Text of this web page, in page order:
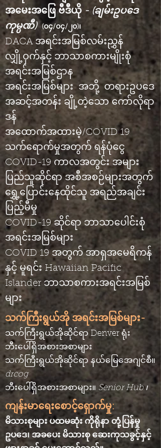
အမေးအဖြေ ဗီဒီယို - (ချမ်းဥပဒေ
ကုမ္ပဏီ)
(၀၄/၀၄/၂၀)၊
DACA အရင်းအမြစ်လမ်းညွှန်
လျှို့ဝှက်နှင့် ဘာသာစကားမျိုးစုံ
အရင်းအမြစ်ဌာန
အရင်းအမြစ်များ အဘို့ တရားဥပဒေ
အဆင့်အတန်း ချို့တဲ့သော ကော်လိုရာ
ဒန်
အထောက်အထားမဲ့/COVID 19
သက်ရောက်မှုအတွက် ရန်ပုံငွေ
COVID-19 ကာလအတွင်း အများ
ပြည်သူဆိုင်ရာ အစီအစဉ်များအတွက်
ရွှေ့ပြောင်းနေထိုင်သူ အရည်အချင်း
ပြည့်မီမှု
COVID-19 ဆိုင်ရာ ဘာသာပေါင်းစုံ
အရင်းအမြစ်များ
COVID 19 အတွက် အာရှအမေရိကန်
နှင့် မူရင်း Hawaiian Pacific
Islander ဘာသာစကားအရင်းအမြစ်
များ
သက်ကြီးရွယ်အို အရင်းအမြစ်များ-
သက်ကြီးရွယ်အိုဆိုင်ရာ Denver ရုံး
ဘီးပေါ်ရှိအစားအစာများ
သက်ကြီးရွယ်အိုဆိုင်ရာ နယ်မြေအေဂျင်စီ။
drcog
ဘီးပေါ်ရှိအစားအစာများ။ Senior Hub ၊
ကျန်းမာရေးစောင့်ရှောက်မှု:
မိသားစုများ ပထမဆုံး ကိုရိုနာ တုံ့ပြန်မှု
ဥပဒေ၊ အခပေး မိသားစု ဆေးကုသခွင့်နှင့်